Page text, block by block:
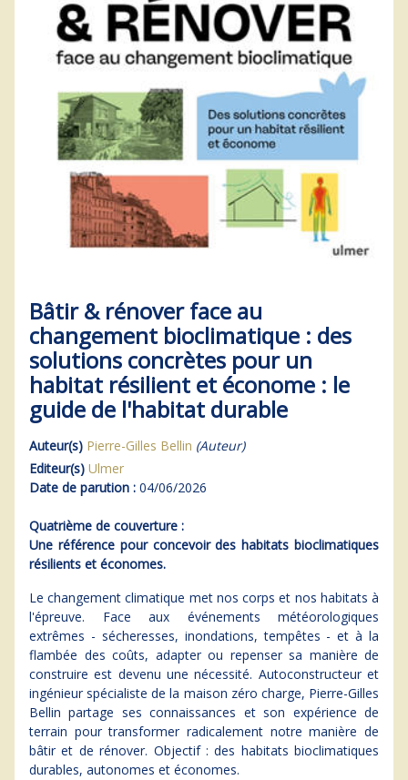
Bâtir & rénover face au
changement bioclimatique : des
solutions concrètes pour un
habitat résilient et économe : le
guide de l'habitat durable
Auteur(s) Pierre-Gilles Bellin (Auteur)
Editeur(s) Ulmer
Date de parution : 04/06/2026
Quatrième de couverture :
Une référence pour concevoir des habitats bioclimatiques
résilients et économes.
Le changement climatique met nos corps et nos habitats à
l'épreuve. Face aux événements météorologiques
extrêmes - sécheresses, inondations, tempêtes - et à la
flambée des coûts, adapter ou repenser sa manière de
construire est devenu une nécessité. Autoconstructeur et
ingénieur spécialiste de la maison zéro charge, Pierre-Gilles
Bellin partage ses connaissances et son expérience de
terrain pour transformer radicalement notre manière de
bâtir et de rénover. Objectif : des habitats bioclimatiques
durables, autonomes et économes.